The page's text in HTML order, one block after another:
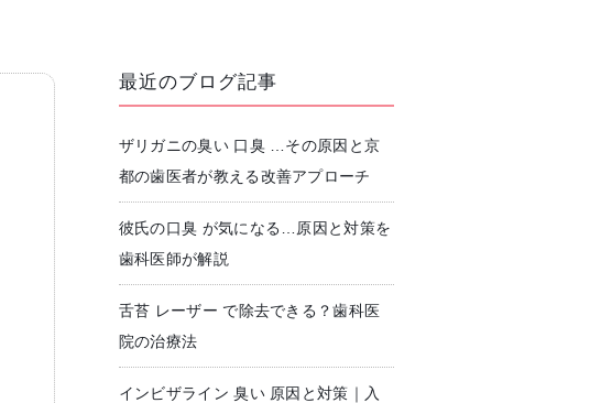
一般歯科・小児歯科 予防歯科・クリーニング
最近のブログ記事
ザリガニの臭い 口臭 …その原因と京
都の歯医者が教える改善アプローチ
彼氏の口臭 が気になる…原因と対策を
歯科医師が解説
舌苔 レーザー で除去できる？歯科医
院の治療法
インビザライン 臭い 原因と対策｜入